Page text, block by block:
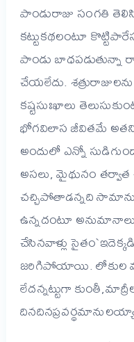
పాండురాజు సంగతి
కట్టుకథలంటూ
పాండు
చేయలేదు.
కష్టసుఃఖాలు
భోగవిలాస జీవితమే
అందులో ఎన్నో
అసలు, మైథునం తర్వాత
చచ్చిపోతాడన్నది
ఉన్నదంటూ
చేసినవాళ్లు
జరిగిపోయాయి. లోకుల
లేదన్నట్టుగా